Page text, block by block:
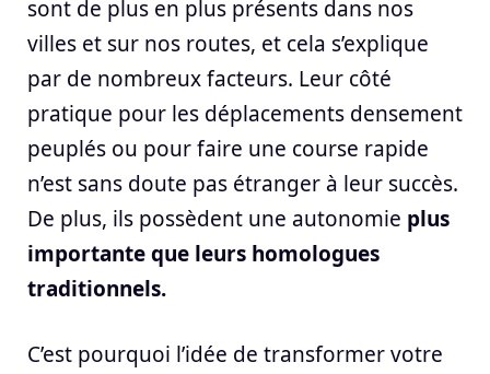
sont de plus en plus présents dans nos
villes et sur nos routes, et cela s’explique
par de nombreux facteurs. Leur côté
pratique pour les déplacements densement
peuplés ou pour faire une course rapide
n’est sans doute pas étranger à leur succès.
De plus, ils possèdent une autonomie plus
importante que leurs homologues
traditionnels.
C’est pourquoi l’idée de transformer votre